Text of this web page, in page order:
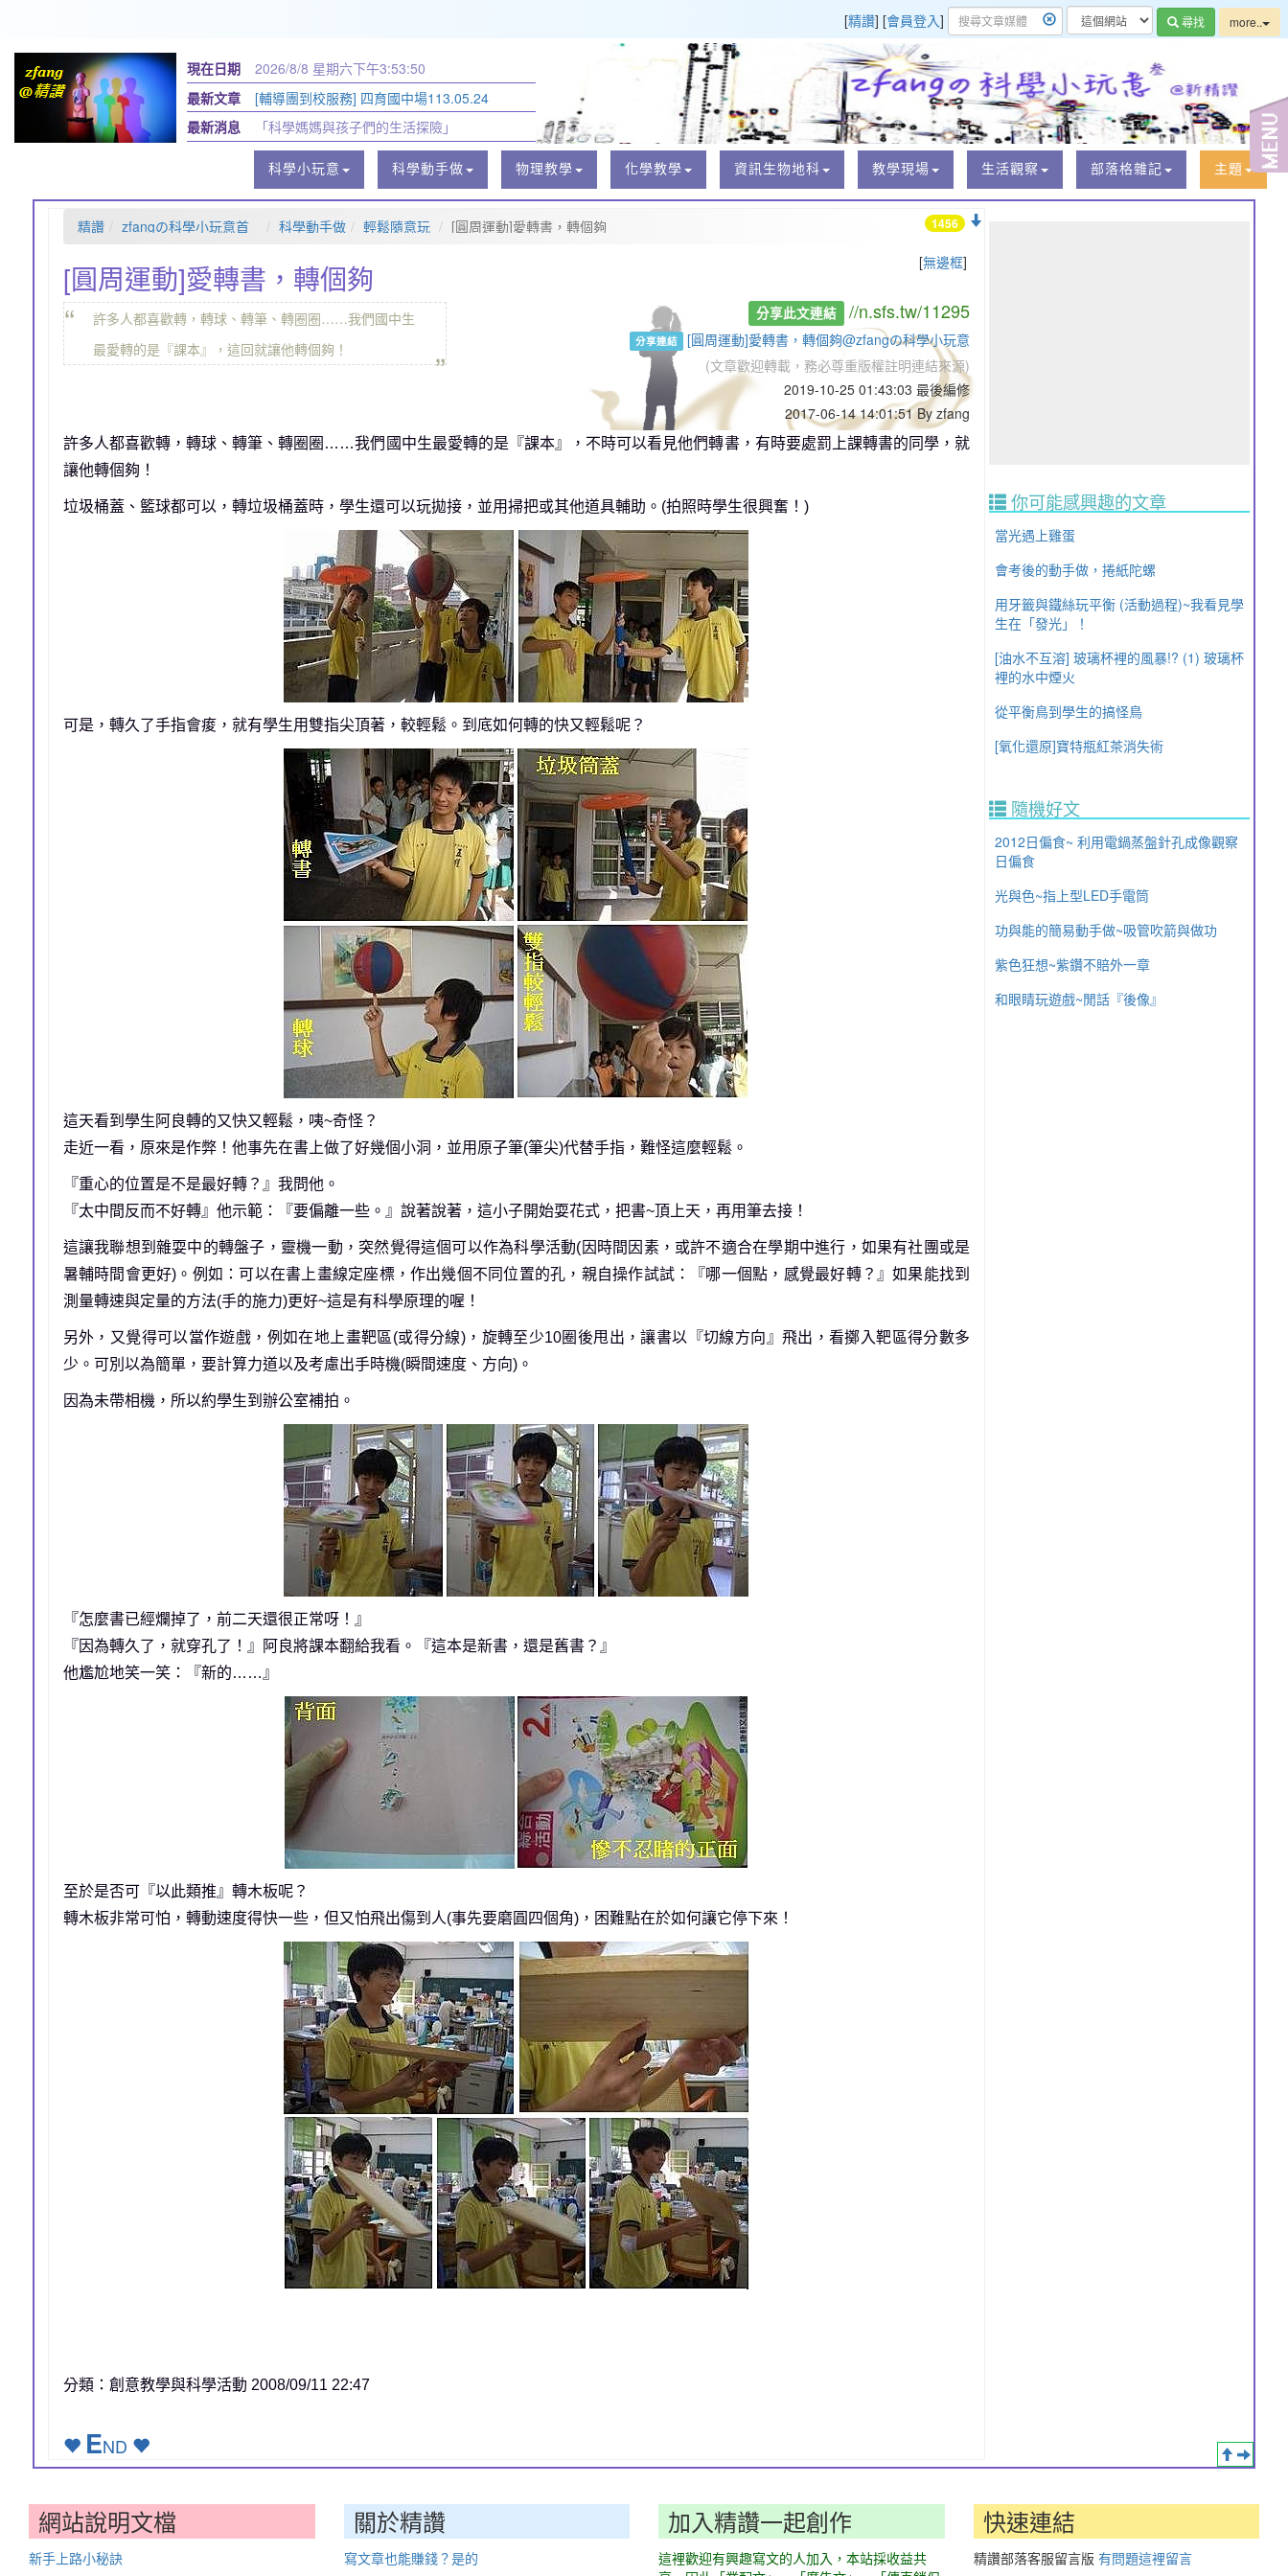
[精讚] [會員登入] 尋找 more..
現在日期 2026/8/8 星期六下午3:53:51
最新文章
[輔導團到校服務] 四育國中場113.05.24
最新消息
「科學媽媽與孩子們的生活探險」
科學小玩意 科學動手做 物理教學 化學教學 資訊生物地科 教學現場 生活觀察 部落格雜記 主題
[無邊框]
精讚
zfangの科學小玩意首
科學動手做 輕鬆隨意玩 [圓周運動]愛轉書，轉個夠 1456
[圓周運動]愛轉書，轉個夠
“
許多人都喜歡轉，轉球、轉筆、轉圈圈……我們國中生
最愛轉的是『課本』，這回就讓他轉個夠！
„
分享此文連結 //n.sfs.tw/11295
分享連結
[圓周運動]愛轉書，轉個夠@zfangの科學小玩意
(文章歡迎轉載，務必尊重版權註明連結來源)
2019-10-25 01:43:03 最後編修
2017-06-14 14:01:51 By zfang
許多人都喜歡轉，轉球、轉筆、轉圈圈……我們國中生最愛轉的是『課本』，不時可以看見他們轉書，有時要處罰上課轉書的同學，就
讓他轉個夠！
垃圾桶蓋、籃球都可以，轉垃圾桶蓋時，學生還可以玩拋接，並用掃把或其他道具輔助。(拍照時學生很興奮！)
可是，轉久了手指會痠，就有學生用雙指尖頂著，較輕鬆。到底如何轉的快又輕鬆呢？
這天看到學生阿良轉的又快又輕鬆，咦~奇怪？
走近一看，原來是作弊！他事先在書上做了好幾個小洞，並用原子筆(筆尖)代替手指，難怪這麼輕鬆。
『重心的位置是不是最好轉？』我問他。
『太中間反而不好轉』他示範：『要偏離一些。』說著說著，這小子開始耍花式，把書~頂上天，再用筆去接！
這讓我聯想到雜耍中的轉盤子，靈機一動，突然覺得這個可以作為科學活動(因時間因素，或許不適合在學期中進行，如果有社團或是
暑輔時間會更好)。例如：可以在書上畫線定座標，作出幾個不同位置的孔，親自操作試試：『哪一個點，感覺最好轉？』如果能找到
測量轉速與定量的方法(手的施力)更好~這是有科學原理的喔！
另外，又覺得可以當作遊戲，例如在地上畫靶區(或得分線)，旋轉至少10圈後甩出，讓書以『切線方向』飛出，看擲入靶區得分數多
少。可別以為簡單，要計算力道以及考慮出手時機(瞬間速度、方向)。
因為未帶相機，所以約學生到辦公室補拍。
『怎麼書已經爛掉了，前二天還很正常呀！』
『因為轉久了，就穿孔了！』阿良將課本翻給我看。『這本是新書，還是舊書？』
他尷尬地笑一笑：『新的……』
至於是否可『以此類推』轉木板呢？
轉木板非常可怕，轉動速度得快一些，但又怕飛出傷到人(事先要磨圓四個角)，困難點在於如何讓它停下來！
分類：創意教學與科學活動 2008/09/11 22:47
END
你可能感興趣的文章
當光遇上雞蛋
會考後的動手做，捲紙陀螺
用牙籤與鐵絲玩平衡 (活動過程)~我看見學
生在「發光」！
[油水不互溶] 玻璃杯裡的風暴!? (1) 玻璃杯
裡的水中煙火
從平衡鳥到學生的搞怪鳥
[氧化還原]寶特瓶紅茶消失術
隨機好文
2012日偏食~ 利用電鍋蒸盤針孔成像觀察
日偏食
光與色~指上型LED手電筒
功與能的簡易動手做~吸管吹箭與做功
紫色狂想~紫鑽不賠外一章
和眼睛玩遊戲~閒話『後像』
網站說明文檔
新手上路小秘訣
關於精讚
寫文章也能賺錢？是的
加入精讚一起創作
這裡歡迎有興趣寫文的人加入，本站採收益共
快速連結
精讚部落客服留言版 有問題這裡留言